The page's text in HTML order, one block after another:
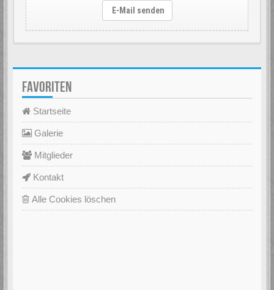
E-Mail senden
FAVORITEN
Startseite
Galerie
Mitglieder
Kontakt
Alle Cookies löschen